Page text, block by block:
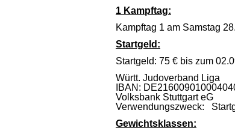
1 Kampftag:
Kampftag 1 am Samstag
Startgeld:
Startgeld: 75 € bis zum
Württ. Judoverband Liga
IBAN:
Volksbank Stuttgart eG
Verwendungszweck:
Gewichtsklassen: